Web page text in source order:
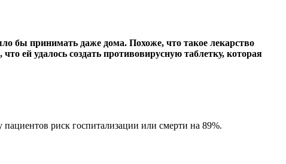
бы принимать даже дома. Похоже, что такое лекарство
ей удалось создать противовирусную таблетку, которая
риск госпитализации или смерти на 89%.